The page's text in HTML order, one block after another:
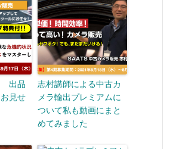
出品
見せ
志村講師による中古カ
メラ輸出プレミアムに
ついて私も動画にまと
めてみました